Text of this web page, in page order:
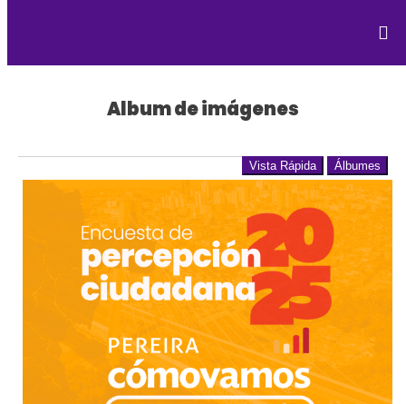
Album de imágenes
Vista Rápida Álbumes